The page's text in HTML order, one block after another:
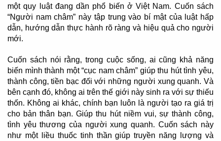
một quy luật đang dần phổ biến ở Việt Nam. Cuốn sách
“Người nam châm” này tập trung vào bí mật của luật hấp
dẫn, hướng dẫn thực hành rõ ràng và hiệu quả cho người
mới.
Cuốn sách nói rằng, trong cuộc sống, ai cũng khả năng
biến mình thành một “cục nam châm” giúp thu hút tình yêu,
thành công, tiền bạc đối với những người xung quanh. Và
bên cạnh đó, không ai trên thế giới này sinh ra với sự thiếu
thốn. Không ai khác, chính bạn luôn là người tạo ra giá trị
cho bản thân bạn. Giúp thu hút niềm vui, sự thành công,
tình yêu thương của người xung quanh. Cuốn sách này
như một liều thuốc tinh thần giúp truyền năng lượng và